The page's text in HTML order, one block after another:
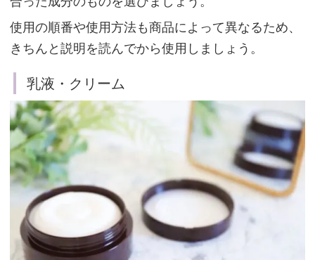
顔
方
朝
と
夜
で
は
ス
キ
ン
使用の順番や使用方法も商品によって異なるため、
きちんと説明を読んでから使用しましょう。
乳液・クリーム